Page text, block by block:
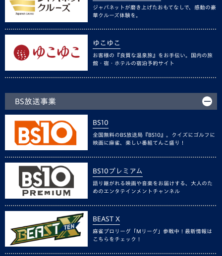
ジャパネットが磨き上げたおもてなしで、感動の豪
華クルーズ体験を。
ゆこゆこ
お客様の『良質な温泉旅』をお手伝い。国内の旅
館・宿・ホテルの宿泊予約サイト
BS放送事業
BS10
全国無料のBS放送局『BS10』。クイズにゴルフに
映画に麻雀、楽しい番組てんこ盛り！
BS10プレミアム
語り継がれる映画や音楽をお届けする、大人のた
めのエンタテインメントチャンネル
BEAST X
麻雀プロリーグ「Mリーグ」参戦中！最新情報は
こちらをチェック！